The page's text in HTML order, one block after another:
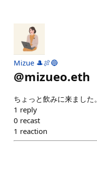
Mizue 🎩🍖🔵
@mizueo.eth
ちょっと飲みに来ました。
1 reply
0 recast
1 reaction